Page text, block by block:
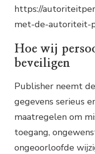
https://
met-de-autoriteit-
Hoe wij
beveiligen
Publisher neemt
gegevens serieus
maatregelen om
toegang,
ongeoorloofde